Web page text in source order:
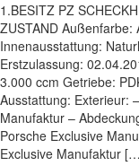
1.BESITZ PZ
ZUSTAND Außenfarbe:
Innenausstattung:
Erstzulassung:
3.000 ccm Getriebe:
Ausstattung: Exterieur:
Manufaktur –
Porsche Exclusive
Exclusive Manufaktur